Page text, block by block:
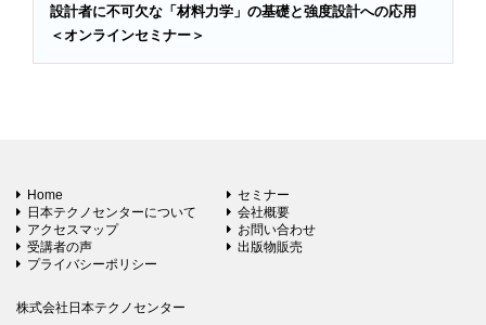
設計者に不可欠な「材料力学」の基礎と強度設計への応用
＜オンラインセミナー＞
Home
セミナー
日本テクノセンターについて
会社概要
アクセスマップ
お問い合わせ
受講者の声
出版物販売
プライバシーポリシー
株式会社日本テクノセンター